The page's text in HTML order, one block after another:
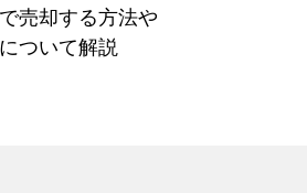
売却する方法や
ついて解説